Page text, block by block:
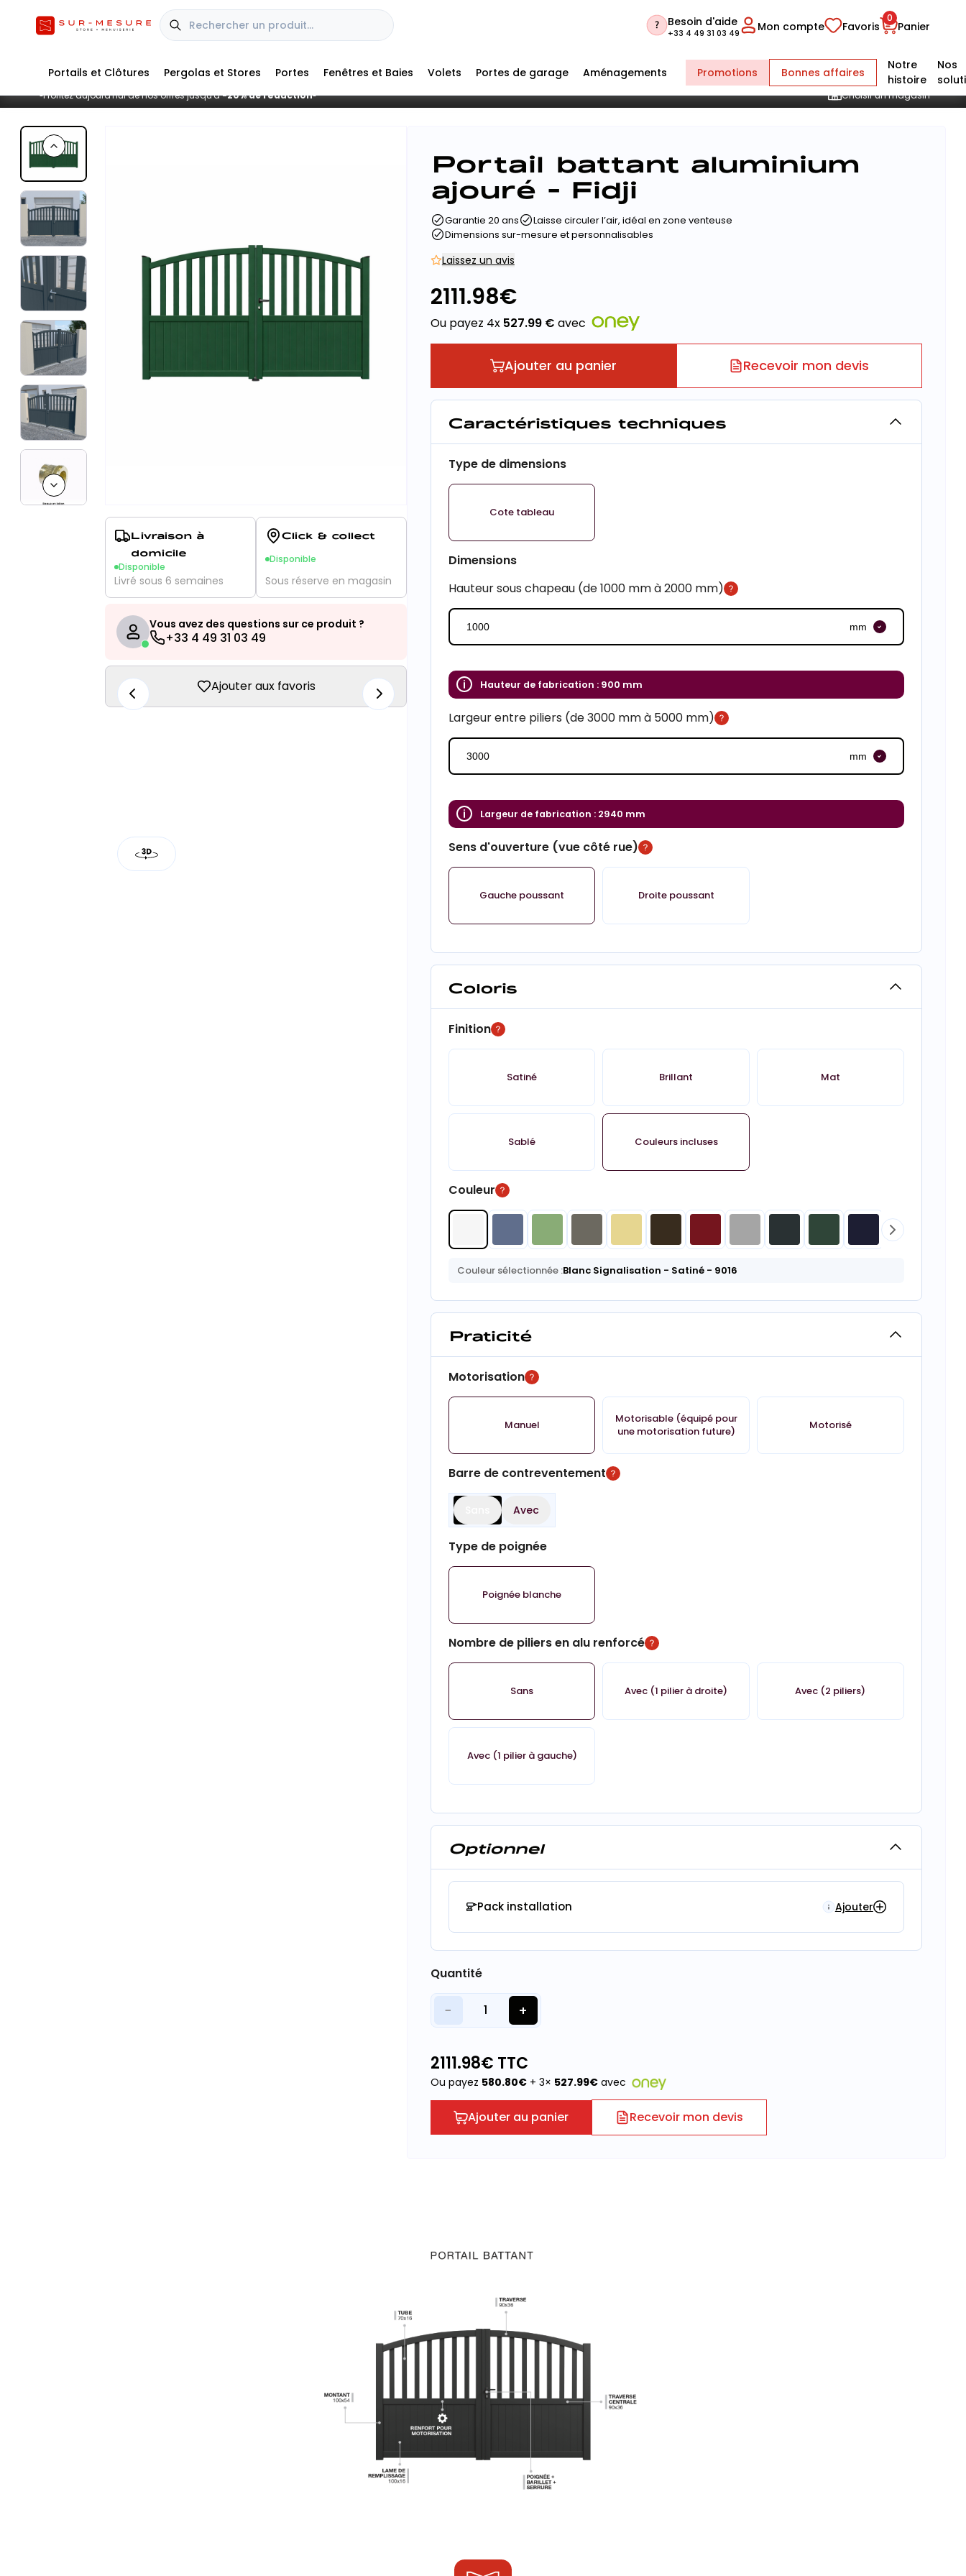
■Profitez aujourd'hui de nos offres jusqu'à-20% de réduction■ Choisir un magasin
Besoin d'aide
+33 4 49 31 03 49 Mon compte Favoris
0
Panier
Portails et Clôtures Pergolas et Stores Portes Fenêtres et Baies Volets Portes de garage Aménagements Promotions Bonnes affaires
Notre
histoire
Nos
Previous slide
Next slide
Livraison à
domicile
Disponible
Livré sous 6 semaines
Click & collect
Disponible
Sous réserve en magasin
Vous avez des questions sur ce produit ?
+33 4 49 31 03 49
Ajouter aux favoris
Portail battant aluminium
ajouré - Fidji
Garantie 20 ans
Laisse circuler l’air, idéal en zone venteuse
Dimensions sur-mesure et personnalisables
Laissez un avis
2111.98€
Ou payez 4x 527.99€ avec
Ajouter au panier Recevoir mon devis
Caractéristiques techniques
Type de dimensions
Cote tableau
Dimensions
Hauteur sous chapeau (de 1000 mm à 2000 mm)
mm
Hauteur de fabrication : 900 mm
Largeur entre piliers (de 3000 mm à 5000 mm)
mm
Largeur de fabrication : 2940 mm
Sens d'ouverture (vue côté rue)
Gauche poussant Droite poussant
Coloris
Finition
Satiné Brillant Mat
Sablé Couleurs incluses
Couleur
Couleur sélectionnée :Blanc Signalisation - Satiné- 9016
Praticité
Motorisation
Manuel
Motorisable (équipé pour
une motorisation future)
Motorisé
Barre de contreventement
Avec
Type de poignée
Poignée blanche
Nombre de piliers en alu renforcé
Sans Avec (1 pilier à droite) Avec (2 piliers)
Avec (1 pilier à gauche)
Optionnel
Pack installation Ajouter
Quantité
− 1 +
2111.98€ TTC
Ou payez 580.80€+ 3× 527.99€ avec
Ajouter au panier Recevoir mon devis